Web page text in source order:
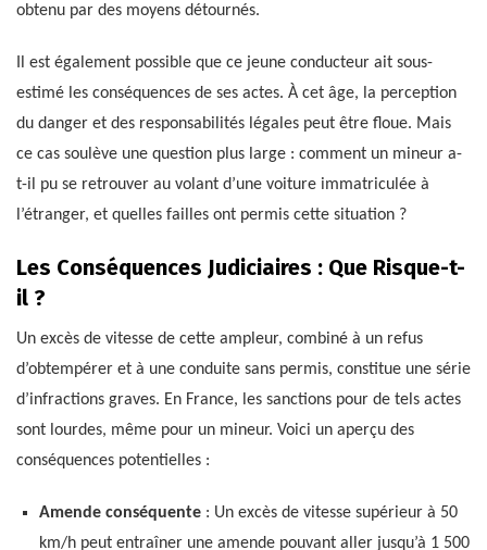
obtenu par des moyens détournés.
Il est également possible que ce jeune conducteur ait sous-
estimé les conséquences de ses actes. À cet âge, la perception
du danger et des responsabilités légales peut être floue. Mais
ce cas soulève une question plus large : comment un mineur a-
t-il pu se retrouver au volant d’une voiture immatriculée à
l’étranger, et quelles failles ont permis cette situation ?
Les Conséquences Judiciaires : Que Risque-t-
il ?
Un excès de vitesse de cette ampleur, combiné à un refus
d’obtempérer et à une conduite sans permis, constitue une série
d’infractions graves. En France, les sanctions pour de tels actes
sont lourdes, même pour un mineur. Voici un aperçu des
conséquences potentielles :
Amende conséquente: Un excès de vitesse supérieur à 50
km/h peut entraîner une amende pouvant aller jusqu’à 1 500